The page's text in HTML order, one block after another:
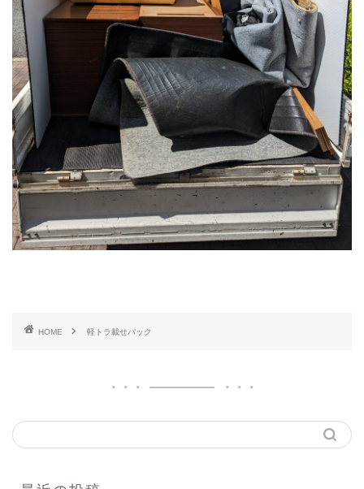
HOME 軽トラ載せパック